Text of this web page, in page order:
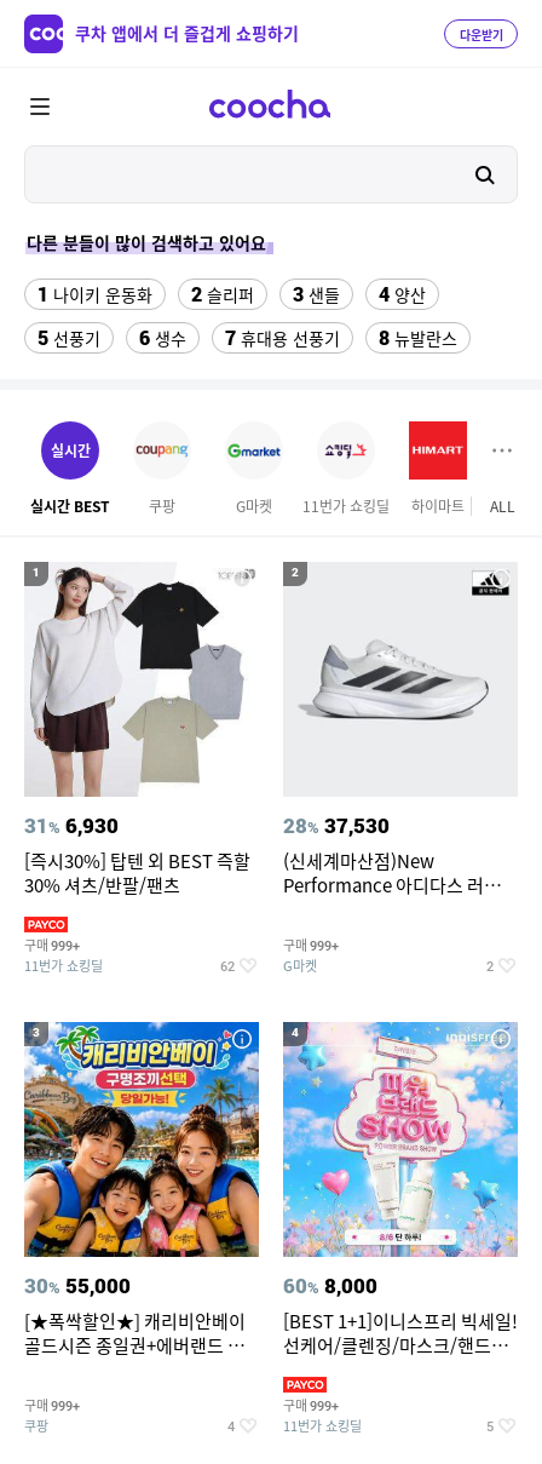
쿠차 앱에서 더 즐겁게 쇼핑하기 다운받기
다른 분들이 많이 검색하고 있어요
1 나이키 운동화 2 슬리퍼 3 샌들 4 양산
5 선풍기 6 생수 7 휴대용 선풍기 8 뉴발란스
12 라인댄스옷
15 미니 탁상용 선풍기
18 다마고치파라다이스 19 더뉴 아반떼ad 20 전기롤 ALL
실시간
실시간 BEST 쿠팡 G마켓 11번가 쇼킹딜 하이마트 홈앤
1
31% 6,930
[즉시30%] 탑텐 외 BEST 즉할
30% 셔츠/반팔/팬츠
구매 999+
11번가 쇼킹딜 62
2
28% 37,530
(신세계마산점)New
Performance 아디다스 러닝화
구매 999+
G마켓 2
3
30% 55,000
[★폭싹할인★] 캐리비안베이
골드시즌 종일권+에버랜드 오
구매 999+
쿠팡 4
4
60% 8,000
[BEST 1+1]이니스프리 빅세일!
선케어/클렌징/마스크/핸드크
구매 999+
11번가 쇼킹딜 5